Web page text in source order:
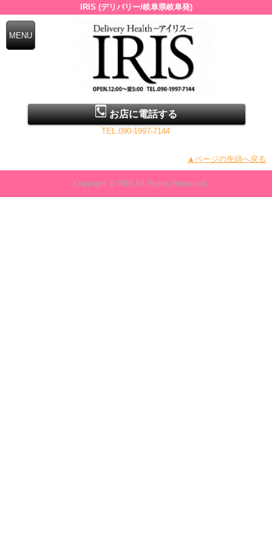
IRIS (デリバリー/岐阜県岐阜発)
お店に電話する
TEL.090-1997-7144
▲ページの先頭へ戻る
Copyright © IRIS All Rights Reserved.